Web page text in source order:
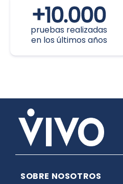
pruebas realizadas
en los últimos años
+10.000
SOBRE NOSOTROS